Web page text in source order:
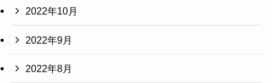
2022年10月
2022年9月
2022年8月